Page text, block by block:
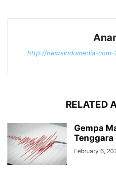
http://newsindomedia-com-
RELATED
Gempa
Tenggara
February 6,